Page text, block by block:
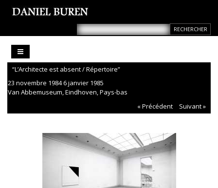
“L’Architecte est absent / Répertoire”
23 novembre 1984 6 janvier 1985
Van Abbemuseum, Eindhoven, Pays-bas
« Précédent
Suivant »